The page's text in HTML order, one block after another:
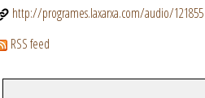
http://programes.laxarxa.com/audio/121855
RSS feed